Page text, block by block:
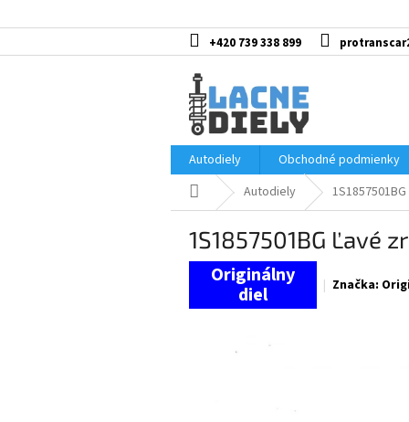
na
+420 739 338 899
Autodiely
Obchodné podmienky
DomovAutodiely
1S1857501BG Ľavé
Značka: